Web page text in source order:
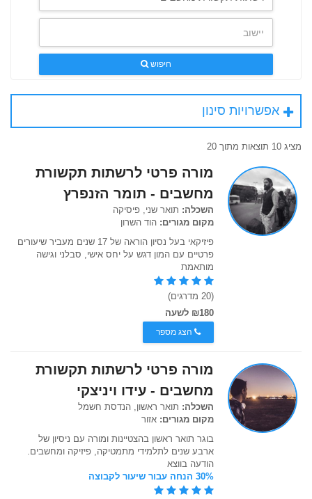
חיפוש
אפשרויות סינון
מציג 10 תוצאות מתוך 20
מורה פרטי לרשתות תקשורת
מחשבים - תומר הזנפרץ
השכלה: תואר שני, פיסיקה
מקום מגורים: הוד השרון
פיזיקאי בעל נסיון הוראה של 17 שנים מעביר שיעורים
פרטיים עם המון דגש על יחס אישי, סבלני וגישה
מותאמת
(20 מדרגים)
₪180 לשעה
הצג מספר
מורה פרטי לרשתות תקשורת
מחשבים - עידו ויניצקי
השכלה: תואר ראשון, הנדסת חשמל
מקום מגורים: אזור
בוגר תואר ראשון בהצטיינות ומורה עם ניסיון של
ארבע שנים לתלמידי מתמטיקה, פיזיקה ומחשבים.
הודעה בווצא
30% הנחה עבור שיעור לקבוצה